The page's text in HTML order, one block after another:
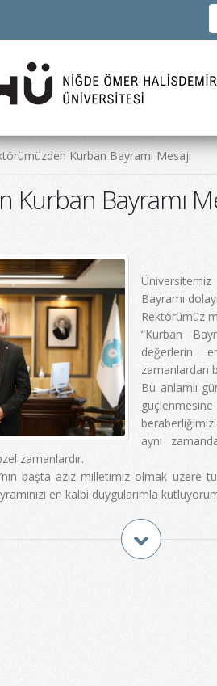
Kurban Bayramı Mesajı
Kurban Bayramı
Bayramı
Rektörümüz
“Kurban
değerlerin
zamanlardan
Bu anlamlı
aynı
zamanlardır.
başta aziz milletimiz olmak üzere
en kalbi duygularımla